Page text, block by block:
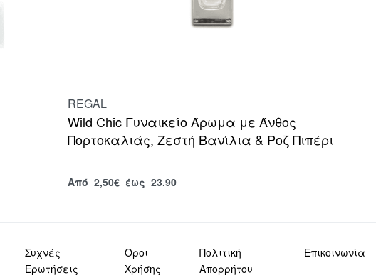
REGAL
Wild Chic Γυναικείο Άρωμα με Άνθος
Πορτοκαλιάς, Ζεστή Βανίλια & Ροζ Πιπέρι
Από 2,50€ έως 23.90
Συχνές
Ερωτήσεις
Όροι
Χρήσης
Πολιτική
Απορρήτου
Επικοινωνία